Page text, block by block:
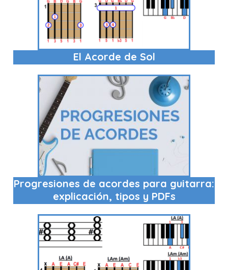
El Acorde de Sol
Progresiones de acordes para guitarra:
explicación, tipos y PDFs